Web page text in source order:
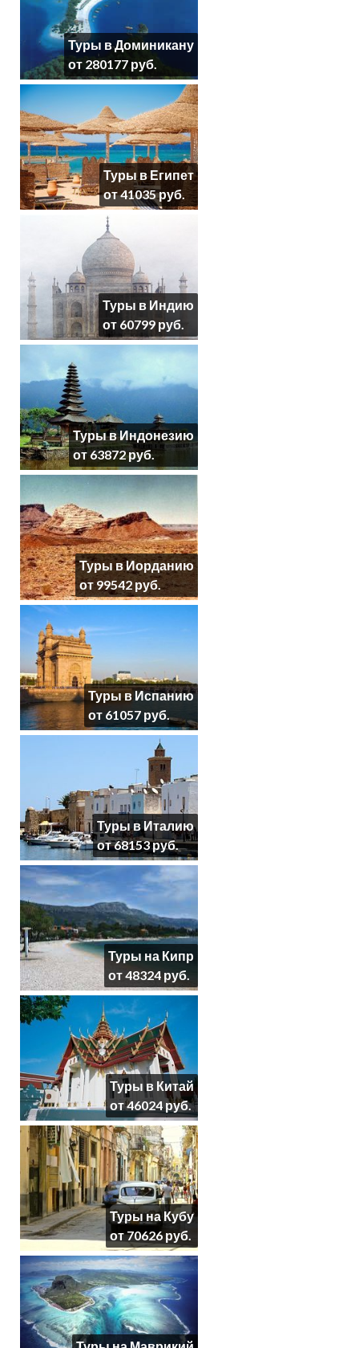
Туры в Доминикану
от 280177 руб.
Туры в Египет
от 41035 руб.
Туры в Индию
от 60799 руб.
Туры в Индонезию
от 63872 руб.
Туры в Иорданию
от 99542 руб.
Туры в Испанию
от 61057 руб.
Туры в Италию
от 68153 руб.
Туры на Кипр
от 48324 руб.
Туры в Китай
от 46024 руб.
Туры на Кубу
от 70626 руб.